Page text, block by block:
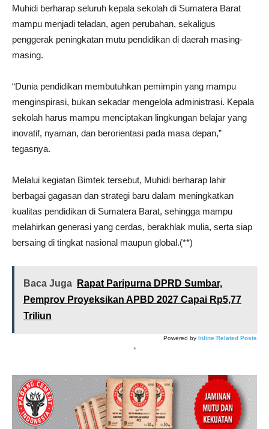
Muhidi berharap seluruh kepala sekolah di Sumatera Barat
mampu menjadi teladan, agen perubahan, sekaligus
penggerak peningkatan mutu pendidikan di daerah masing-
masing.
“Dunia pendidikan membutuhkan pemimpin yang mampu
menginspirasi, bukan sekadar mengelola administrasi. Kepala
sekolah harus mampu menciptakan lingkungan belajar yang
inovatif, nyaman, dan berorientasi pada masa depan,”
tegasnya.
Melalui kegiatan Bimtek tersebut, Muhidi berharap lahir
berbagai gagasan dan strategi baru dalam meningkatkan
kualitas pendidikan di Sumatera Barat, sehingga mampu
melahirkan generasi yang cerdas, berakhlak mulia, serta siap
bersaing di tingkat nasional maupun global.(**)
Baca Juga
Rapat Paripurna DPRD Sumbar,
Pemprov Proyeksikan APBD 2027 Capai Rp5,77
Triliun
Powered by Inline Related Posts
*